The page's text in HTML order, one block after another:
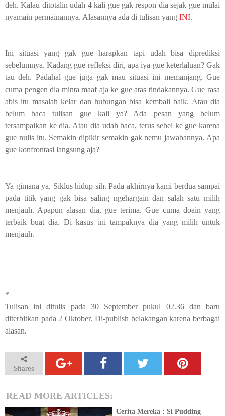
deh. Kalau ditotalin udah 4 kali gue gak respon dia sejak gue mulai
nyamain permainannya. Alasannya ada di tulisan yang INI.
Ini situasi yang gak gue harapkan tapi udah bisa diprediksi
sebelumnya. Kadang gue refleksi diri, apa iya gue keterlaluan? Gak
tau deh. Padahal gue juga gak mau situasi ini memanjang. Gue
cuma pengen dia minta maaf aja ke gue atas tindakannya. Gue rasa
abis itu masalah kelar dan hubungan bisa kembali baik. Atau dia
belum baca tulisan gue kali ya? Ada pesan yang belum
tersampaikan ke dia. Atau dia udah baca, terus sebel ke gue karena
gue nulis itu. Semakin dipikir semakin gak nemu jawabannya. Apa
gue konfrontasi langsung aja?
Ya gimana ya. Siklus hidup sih. Pada akhirnya kami berdua sampai
pada titik yang gak bisa saling ngehargain dan salah satu milih
menjauh. Apapun alasan dia, gue terima. Gue cuma doain yang
terbaik buat dia. Di kasus ini tampaknya dia yang milih untuk
menjauh.
*
Tulisan ini ditulis pada 30 September pukul 02.36 dan baru
diterbitkan pada 2 Oktober. Di-publish belakangan karena berbagai
alasan.
Shares
READ MORE ARTICLES:
Cerita Mereka : Si Pudding